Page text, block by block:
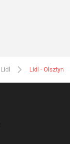
Lidl Lidl - Olsztyn